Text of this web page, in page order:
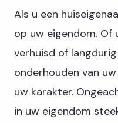
Als u een
op uw eigendom. Of
verhuisd of
onderhouden van
uw karakter.
in uw eigendom